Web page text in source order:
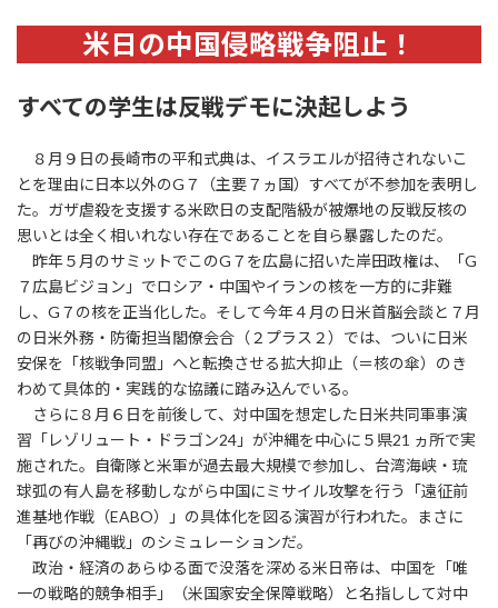
米日の中国侵略戦争阻止！
すべての学生は反戦デモに決起しよう
８月９日の長崎市の平和式典は、イスラエルが招待されないこ
とを理由に日本以外のG７（主要７ヵ国）すべてが不参加を表明し
た。ガザ虐殺を支援する米欧日の支配階級が被爆地の反戦反核の
思いとは全く相いれない存在であることを自ら暴露したのだ。
昨年５月のサミットでこのG７を広島に招いた岸田政権は、「G
７広島ビジョン」でロシア・中国やイランの核を一方的に非難
し、G７の核を正当化した。そして今年４月の日米首脳会談と７月
の日米外務・防衛担当閣僚会合（２プラス２）では、ついに日米
安保を「核戦争同盟」へと転換させる拡大抑止（＝核の傘）のき
わめて具体的・実践的な協議に踏み込んでいる。
さらに８月６日を前後して、対中国を想定した日米共同軍事演
習「レゾリュート・ドラゴン24」が沖縄を中心に５県21 ヵ所で実
施された。自衛隊と米軍が過去最大規模で参加し、台湾海峡・琉
球弧の有人島を移動しながら中国にミサイル攻撃を行う「遠征前
進基地作戦（EABO）」の具体化を図る演習が行われた。まさに
「再びの沖縄戦」のシミュレーションだ。
政治・経済のあらゆる面で没落を深める米日帝は、中国を「唯
一の戦略的競争相手」（米国家安全保障戦略）と名指しして対中